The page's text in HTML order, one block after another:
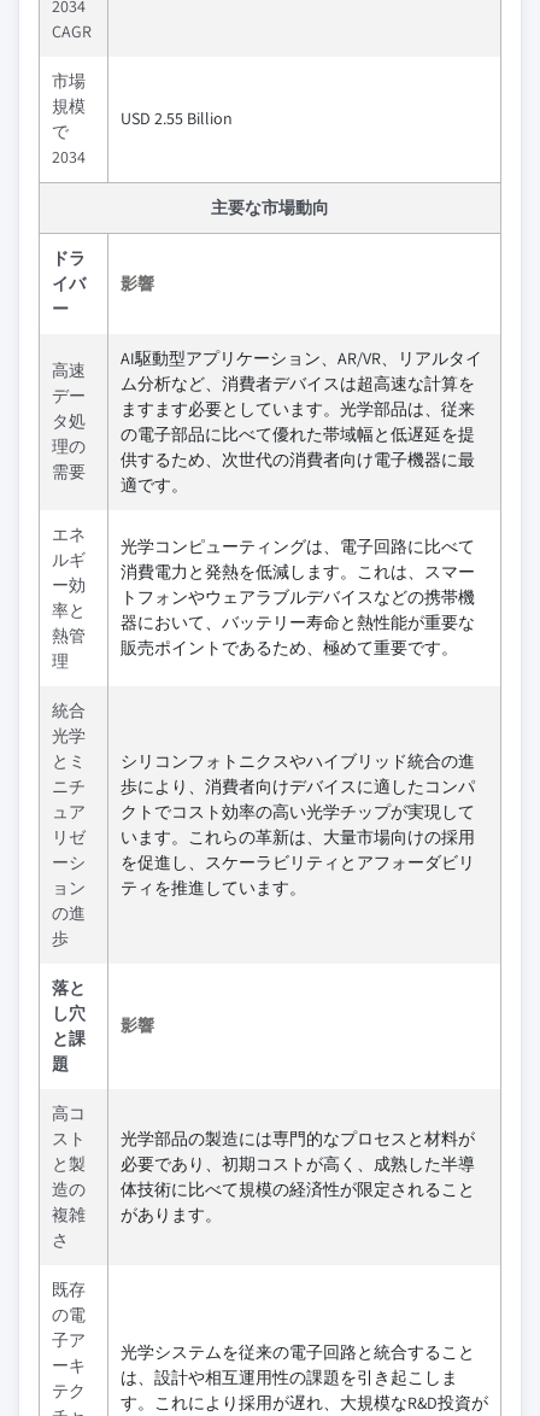
2034
CAGR
市場
規模
で
2034
USD 2.55 Billion
主要な市場動向
ドラ
イバ
ー
影響
高速
デー
タ処
理の
需要
AI駆動型アプリケーション、AR/VR、リアルタイ
ム分析など、消費者デバイスは超高速な計算を
ますます必要としています。光学部品は、従来
の電子部品に比べて優れた帯域幅と低遅延を提
供するため、次世代の消費者向け電子機器に最
適です。
エネ
ルギ
ー効
率と
熱管
理
光学コンピューティングは、電子回路に比べて
消費電力と発熱を低減します。これは、スマー
トフォンやウェアラブルデバイスなどの携帯機
器において、バッテリー寿命と熱性能が重要な
販売ポイントであるため、極めて重要です。
統合
光学
とミ
ニチ
ュア
リゼ
ーシ
ョン
の進
歩
シリコンフォトニクスやハイブリッド統合の進
歩により、消費者向けデバイスに適したコンパ
クトでコスト効率の高い光学チップが実現して
います。これらの革新は、大量市場向けの採用
を促進し、スケーラビリティとアフォーダビリ
ティを推進しています。
落と
し穴
と課
題
影響
高コ
スト
と製
造の
複雑
さ
光学部品の製造には専門的なプロセスと材料が
必要であり、初期コストが高く、成熟した半導
体技術に比べて規模の経済性が限定されること
があります。
既存
の電
子ア
ーキ
テク
光学システムを従来の電子回路と統合すること
は、設計や相互運用性の課題を引き起こしま
す。これにより採用が遅れ、大規模なR&D投資が